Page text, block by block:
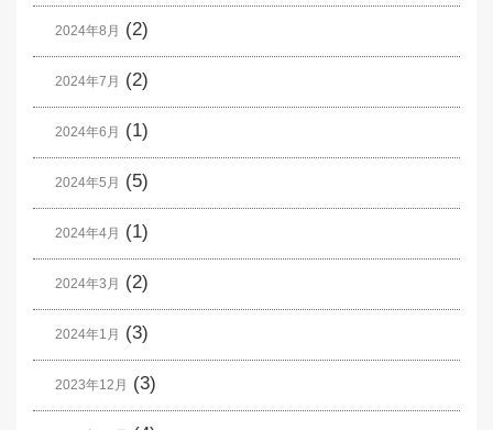
2024年8月 (2)
2024年7月 (2)
2024年6月 (1)
2024年5月 (5)
2024年4月 (1)
2024年3月 (2)
2024年1月 (3)
2023年12月 (3)